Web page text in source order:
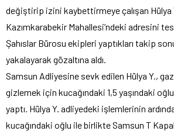
değiştirip izini kaybettirmeye çalışan Hülya
Kazımkarabekir Mahallesi’ndeki adresini
Şahıslar Bürosu ekipleri yaptıkları takip
yakalayarak gözaltına aldı.
Samsun Adliyesine sevk edilen Hülya Y.,
gizlemek için kucağındaki 1,5 yaşındaki
yaptı. Hülya Y. adliyedeki işlemlerinin
kucağındaki oğlu ile birlikte Samsun T